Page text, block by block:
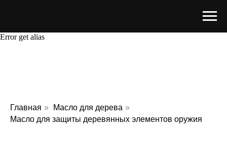
Error get alias
Главная » Масло для дерева »
Масло для защиты деревянных элементов оружия